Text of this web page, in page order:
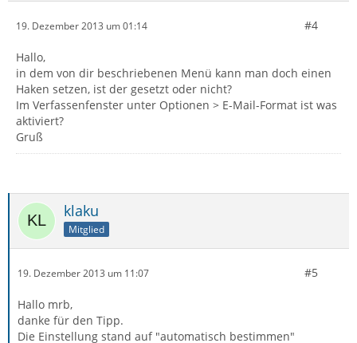
19. Dezember 2013 um 01:14 #4
Hallo,
in dem von dir beschriebenen Menü kann man doch einen
Haken setzen, ist der gesetzt oder nicht?
Im Verfassenfenster unter Optionen > E-Mail-Format ist was
aktiviert?
Gruß
klaku
Mitglied
19. Dezember 2013 um 11:07 #5
Hallo mrb,
danke für den Tipp.
Die Einstellung stand auf "automatisch bestimmen"